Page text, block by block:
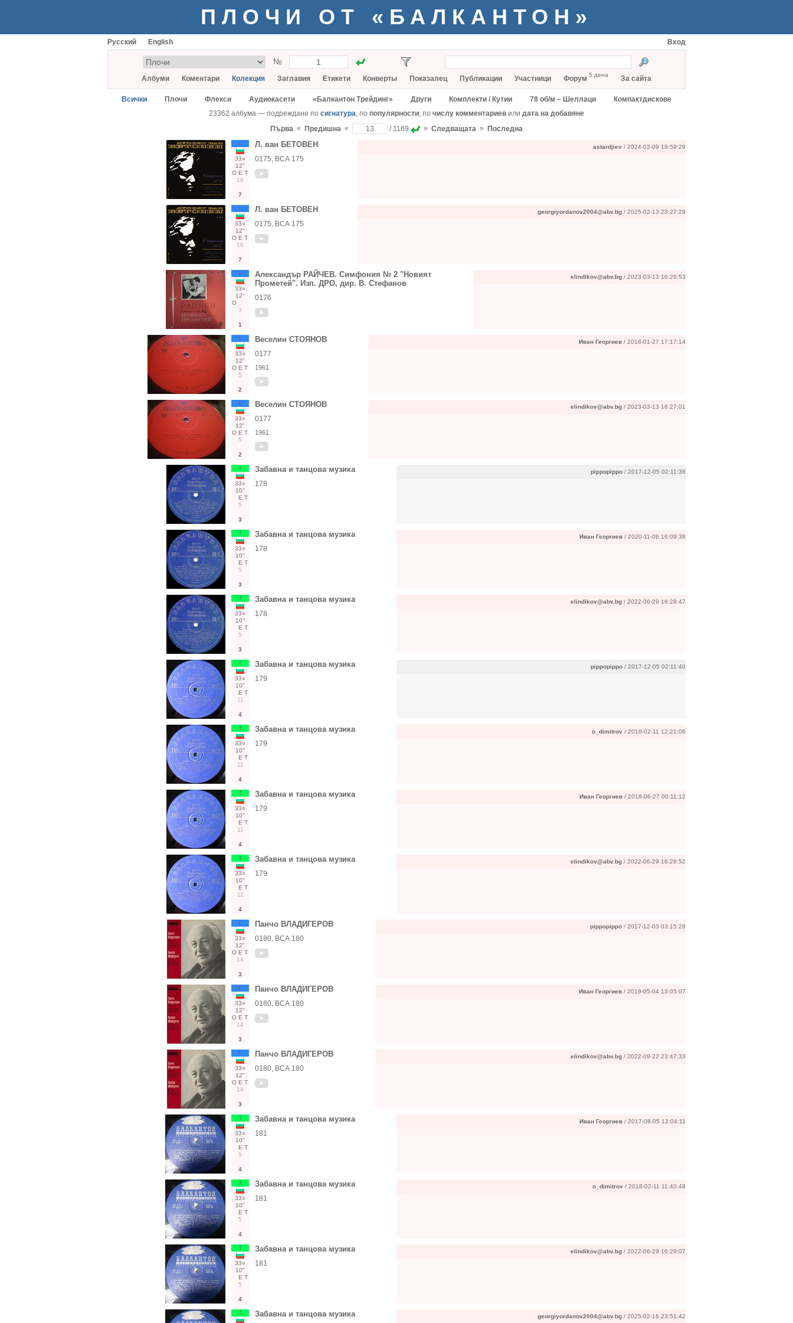
ПЛОЧИ ОТ «БАЛКАНТОН»
Русский English Вход
№
Албуми Коментари Колекция Заглавия Етикети Конверты Показалец Публикации Участници Форум 5 дена За сайта
Всички Плочи Флекси Аудиокасети «Балкантон Трейдинг» Други Комплекти / Кутии 78 об/м – Шеллаци
Компактдискове
23362 албума — подреждане по сигнатура, по популярности, по числу комментариев или дата на добавяне
Първа « Предишна « / 1169 » Следващата » Последна
С
33○
12"
О Е Т
16
7
Л. ван БЕТОВЕН
0175, ВСА 175
astardjiev / 2024-02-09 19:59:29
С
33○
12"
О Е Т
16
7
Л. ван БЕТОВЕН
0175, ВСА 175
georgiyordanov2004@abv.bg / 2025-02-13 23:27:29
С
33○
12"
О
3
1
Александър РАЙЧЕВ. Симфония № 2 "Новият
Прометей". Изп. ДРО, дир. В. Стефанов
0176
elindikov@abv.bg / 2023-03-13 16:26:53
С
33○
12"
О Е Т
5
2
Веселин СТОЯНОВ
0177
1961
Иван Георгиев / 2018-01-27 17:17:14
С
33○
12"
О Е Т
5
2
Веселин СТОЯНОВ
0177
1961
elindikov@abv.bg / 2023-03-13 16:27:01
Т
33○
10"
Е Т
5
3
Забавна и танцова музика
178
pippopippo / 2017-12-05 02:11:38
Т
33○
10"
Е Т
5
3
Забавна и танцова музика
178
Иван Георгиев / 2020-11-08 16:09:38
Т
33○
10"
Е Т
5
3
Забавна и танцова музика
178
elindikov@abv.bg / 2022-06-29 16:28:47
Т
33○
10"
Е Т
11
4
Забавна и танцова музика
179
pippopippo / 2017-12-05 02:11:40
Т
33○
10"
Е Т
11
4
Забавна и танцова музика
179
o_dimitrov / 2018-02-11 12:21:06
Т
33○
10"
Е Т
11
4
Забавна и танцова музика
179
Иван Георгиев / 2018-06-27 00:11:12
Т
33○
10"
Е Т
11
4
Забавна и танцова музика
179
elindikov@abv.bg / 2022-06-29 16:28:52
С
33○
12"
О Е Т
14
3
Панчо ВЛАДИГЕРОВ
0180, ВСА 180
pippopippo / 2017-12-03 03:15:28
С
33○
12"
О Е Т
14
3
Панчо ВЛАДИГЕРОВ
0180, ВСА 180
Иван Георгиев / 2019-05-04 13:05:07
С
33○
12"
О Е Т
14
3
Панчо ВЛАДИГЕРОВ
0180, ВСА 180
elindikov@abv.bg / 2022-09-22 23:47:33
Т
33○
10"
Е Т
5
4
Забавна и танцова музика
181
Иван Георгиев / 2017-08-05 12:04:11
Т
33○
10"
Е Т
5
4
Забавна и танцова музика
181
o_dimitrov / 2018-02-11 11:40:48
Т
33○
10"
Е Т
5
4
Забавна и танцова музика
181
elindikov@abv.bg / 2022-06-29 16:29:07
Т Забавна и танцова музика georgiyordanov2004@abv.bg / 2025-02-16 23:51:42